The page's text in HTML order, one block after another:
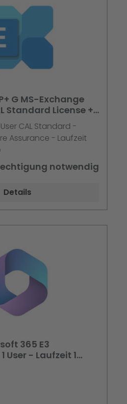
G MS-Exchange
Standard License +
CAL Standard -
Assurance - Laufzeit
notwendig
Details
365 E3
User - Laufzeit 1